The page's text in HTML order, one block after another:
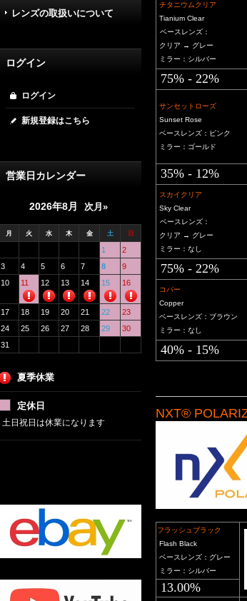
レンズの取扱いについて
ログイン
ログイン
新規登録はこちら
営業日カレンダー
2026年8月 次月»
月 火 水 木 金 土 日
1
2
3
4 5 6 7 8
9
10
11 12 13 14 15 16
17 18 19 20 21 22
23
24
25 26 27 28 29
30
31
夏季休業
定休日
土日祝日は休業になります
チタニウムクリア
Tianium Clear
ベースレンズ：
クリア → グレー
ミラー：シルバー
75% - 22%
サンセットローズ
Sunset Rose
ベースレンズ：ピンク
ミラー：ゴールド
35% - 12%
スカイクリア
Sky Clear
ベースレンズ：
クリア → グレー
ミラー：なし
75% - 22%
コパー
Copper
ベースレンズ：ブラウン
ミラー：なし
40% - 15%
NXT®
フラッシュブラック
Flash Black
ベースレンズ：グレー
ミラー：シルバー
13.00%